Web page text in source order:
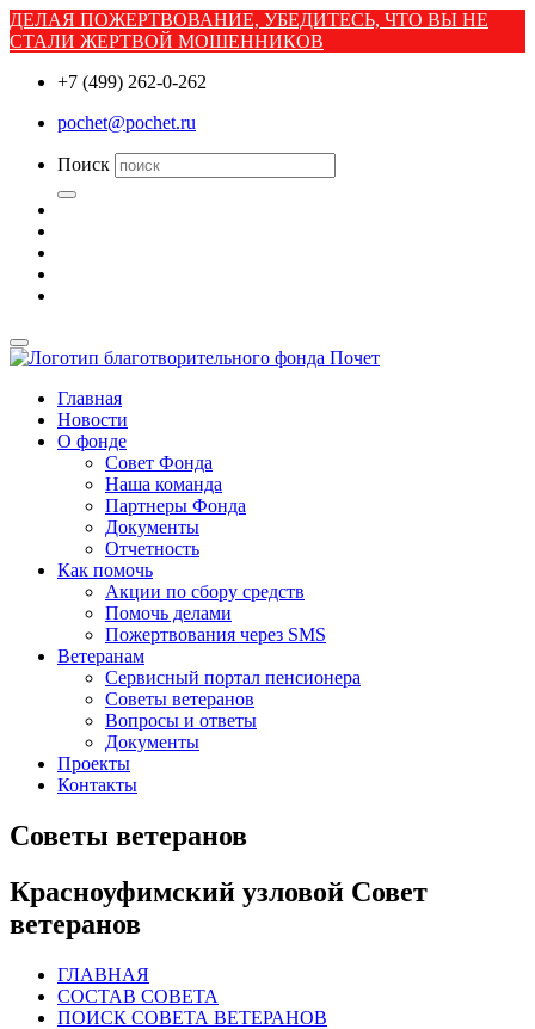
ДЕЛАЯ ПОЖЕРТВОВАНИЕ, УБЕДИТЕСЬ, ЧТО ВЫ НЕ
СТАЛИ ЖЕРТВОЙ МОШЕННИКОВ
+7 (499) 262-0-262
pochet@pochet.ru
Поиск
Главная
Новости
О фонде
Совет Фонда
Наша команда
Партнеры Фонда
Документы
Отчетность
Как помочь
Акции по сбору средств
Помочь делами
Пожертвования через SMS
Ветеранам
Сервисный портал пенсионера
Советы ветеранов
Вопросы и ответы
Документы
Проекты
Контакты
Советы ветеранов
Красноуфимский узловой Совет
ветеранов
ГЛАВНАЯ
СОСТАВ СОВЕТА
ПОИСК СОВЕТА ВЕТЕРАНОВ